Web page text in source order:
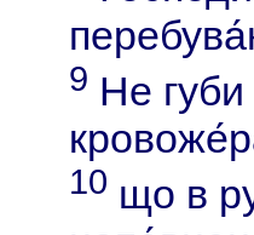
9 Не
10 що в